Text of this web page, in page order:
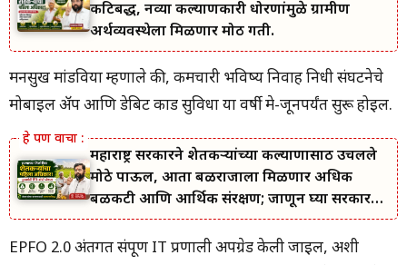
कटिबद्ध, नव्या कल्याणकारी धोरणांमुळे ग्रामीण
अर्थव्यवस्थेला मिळणार मोठी गती.
मनसुख मांडविया म्हणाले की, कर्मचारी भविष्य निर्वाह निधी संघटनेचे
मोबाइल ॲप आणि डेबिट कार्ड सुविधा या वर्षी मे-जूनपर्यंत सुरू होईल.
महाराष्ट्र सरकारने शेतकऱ्यांच्या कल्याणासाठी उचलले
मोठे पाऊल, आता बळीराजाला मिळणार अधिक
बळकटी आणि आर्थिक संरक्षण; जाणून घ्या सरकारचा
नवा संकल्प.
EPFO 2.0 अंतर्गत संपूर्ण IT प्रणाली अपग्रेड केली जाईल, अशी